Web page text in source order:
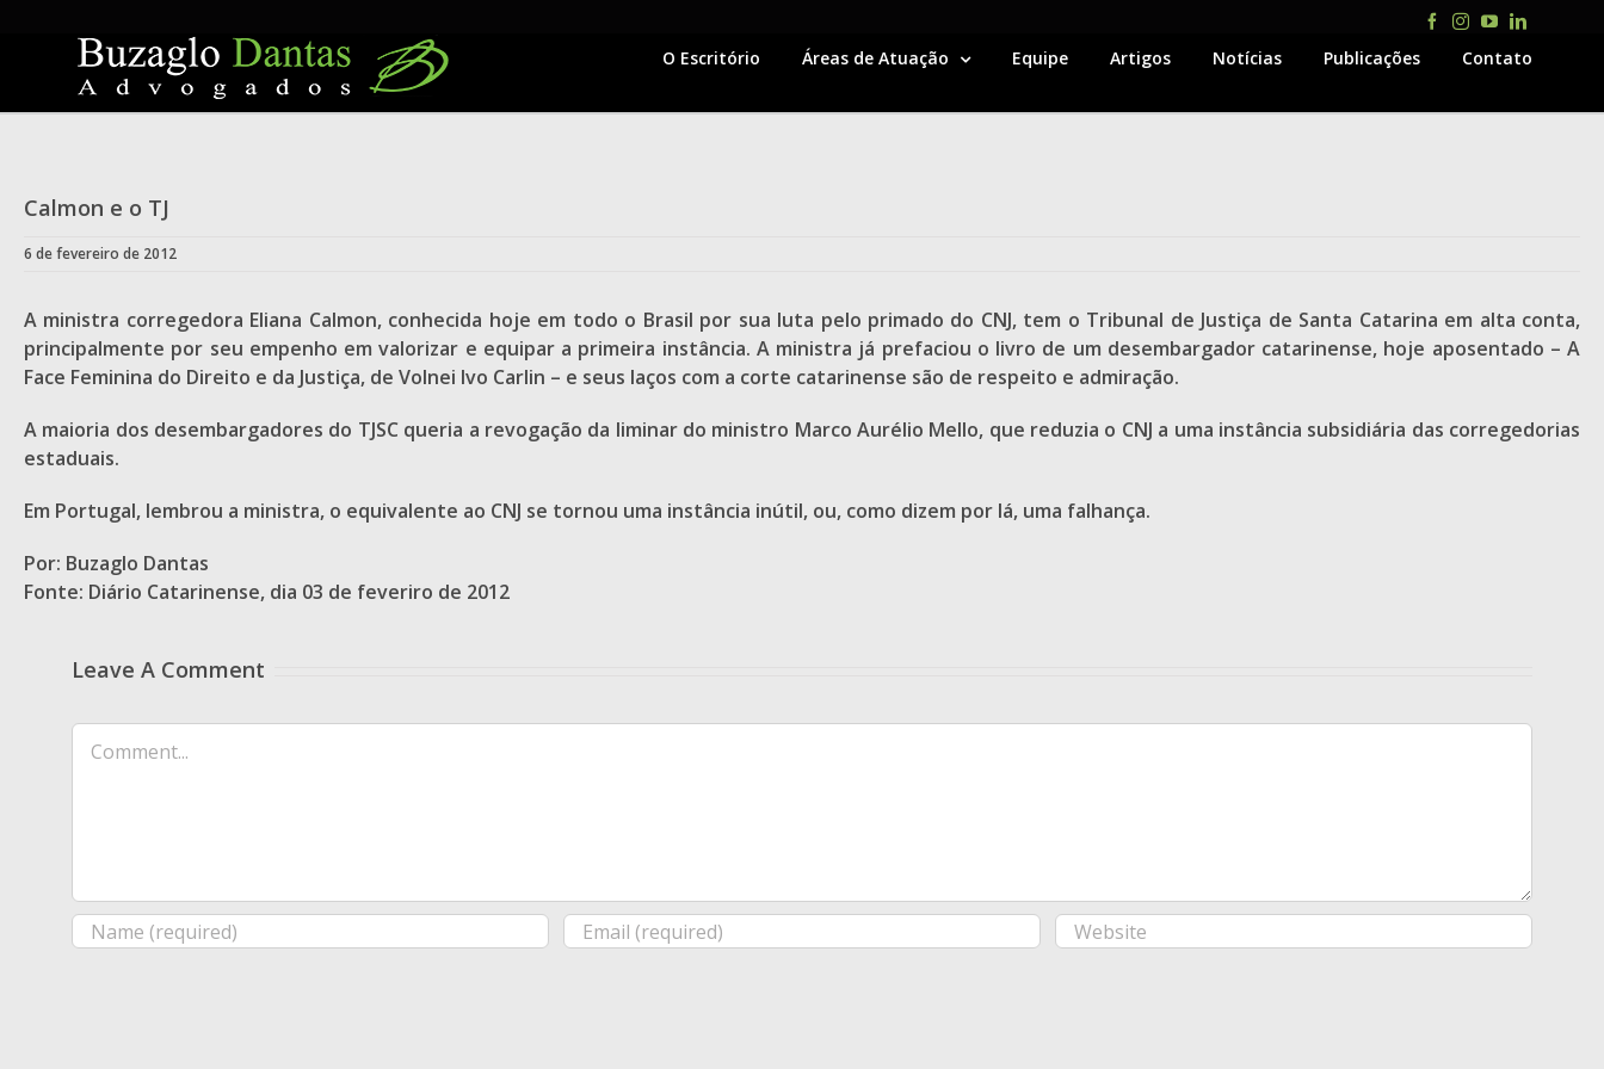
Facebook
Instagram
YouTubeLinkedIn
O Escritório Áreas de Atuação Equipe Artigos Notícias Publicações Contato
Calmon e o TJ
6 de fevereiro de 2012
A ministra corregedora Eliana Calmon, conhecida hoje em todo o Brasil por sua luta pelo primado do CNJ, tem o Tribunal de Justiça de Santa Catarina em alta conta,
principalmente por seu empenho em valorizar e equipar a primeira instância. A ministra já prefaciou o livro de um desembargador catarinense, hoje aposentado – A
Face Feminina do Direito e da Justiça, de Volnei Ivo Carlin – e seus laços com a corte catarinense são de respeito e admiração.
A maioria dos desembargadores do TJSC queria a revogação da liminar do ministro Marco Aurélio Mello, que reduzia o CNJ a uma instância subsidiária das corregedorias
estaduais.
Em Portugal, lembrou a ministra, o equivalente ao CNJ se tornou uma instância inútil, ou, como dizem por lá, uma falhança.
Por: Buzaglo Dantas
Fonte: Diário Catarinense, dia 03 de feveriro de 2012
Leave A Comment
Comment